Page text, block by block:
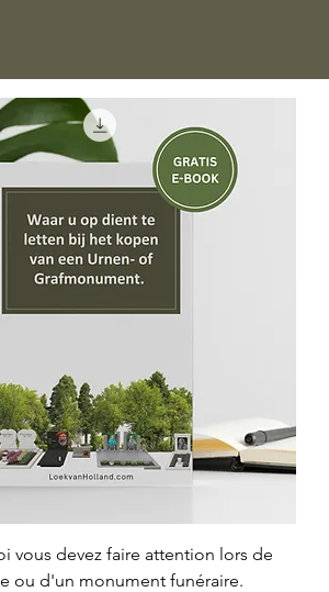
vous devez faire attention lors de
ou d'un monument funéraire.